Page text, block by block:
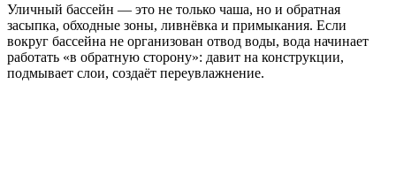
Уличный бассейн — это не только чаша, но и обратная
засыпка, обходные зоны, ливнёвка и примыкания. Если
вокруг бассейна не организован отвод воды, вода начинает
работать «в обратную сторону»: давит на конструкции,
подмывает слои, создаёт переувлажнение.